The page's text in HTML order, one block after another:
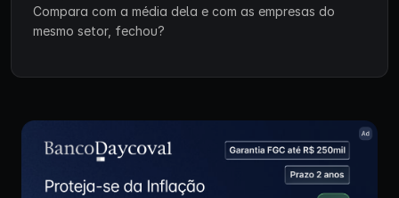
Compara com a média dela e com as empresas do
mesmo setor, fechou?